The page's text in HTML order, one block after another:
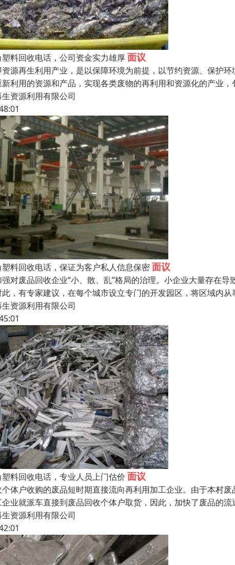
料回收电话，公司资金实力雄厚面议
源再生利用产业，是以保障环境为前提，以节约资源、保护
利用的资源和产品，实现各类废物的再利用和资源化的产业
资源利用有限公司
料回收电话，保证为客户私人信息保密面议
对废品回收企业“小、散、乱”格局的治理。小企业大量存在
，有专家建议，在每个城市设立专门的开发园区，将区域内
资源利用有限公司
料回收电话，专业人员上门估价 面议
体户收购的废品短时期直接流向再利用加工企业。由于本村
业就派车直接到废品回收个体户取货，因此，加快了废品的
资源利用有限公司